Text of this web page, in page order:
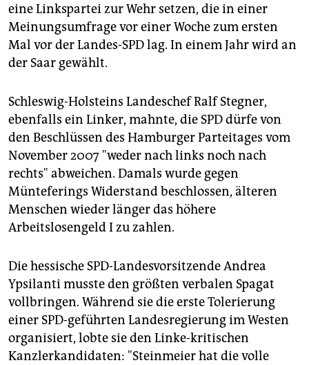
eine Linkspartei zur Wehr setzen, die in einer
Meinungsumfrage vor einer Woche zum ersten
Mal vor der Landes-SPD lag. In einem Jahr wird an
der Saar gewählt.
Schleswig-Holsteins Landeschef Ralf Stegner,
ebenfalls ein Linker, mahnte, die SPD dürfe von
den Beschlüssen des Hamburger Parteitages vom
November 2007 "weder nach links noch nach
rechts" abweichen. Damals wurde gegen
Münteferings Widerstand beschlossen, älteren
Menschen wieder länger das höhere
Arbeitslosengeld I zu zahlen.
Die hessische SPD-Landesvorsitzende Andrea
Ypsilanti musste den größten verbalen Spagat
vollbringen. Während sie die erste Tolerierung
einer SPD-geführten Landesregierung im Westen
organisiert, lobte sie den Linke-kritischen
Kanzlerkandidaten: "Steinmeier hat die volle